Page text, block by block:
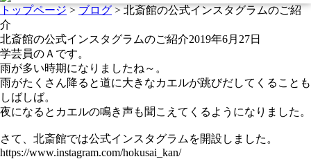
トップページ>ブログ>北斎館の公式インスタグラムのご紹
介
北斎館の公式インスタグラムのご紹介2019年6月27日
学芸員のＡです。
雨が多い時期になりましたね～。
雨がたくさん降ると道に大きなカエルが跳びだしてくることも
しばしば。
夜になるとカエルの鳴き声も聞こえてくるようになりました。
さて、北斎館では公式インスタグラムを開設しました。
https://www.instagram.com/hokusai_kan/